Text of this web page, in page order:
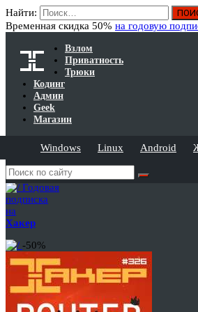
Найти:
Временная скидка 50% на годовую
Взлом
Приватность
Трюки
Кодинг
Админ
Geek
Магазин
Windows Linux Android
Годовая
подписка
на
Хакер
-50%